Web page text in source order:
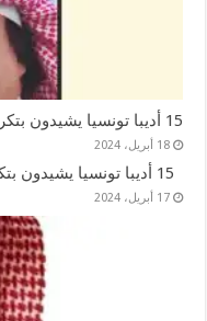
15 أديبا تونسيا يشيدون بتكريم الشاعر علي الدرورة
18 أبريل، 2024
17 أبريل، 2024